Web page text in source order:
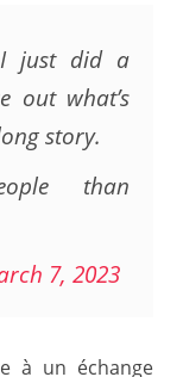
I just did a
out what’s
story.
than
7, 2023
à un échange